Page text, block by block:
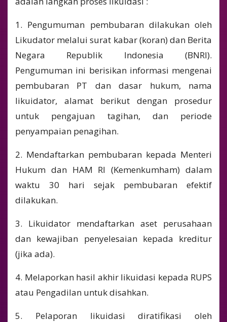
1. Pengumuman pembubaran dilakukan oleh
Likudator melalui surat kabar (koran) dan Berita
Negara Republik Indonesia (BNRI).
Pengumuman ini berisikan informasi mengenai
pembubaran PT dan dasar hukum, nama
likuidator, alamat berikut dengan prosedur
untuk pengajuan tagihan, dan periode
penyampaian penagihan.
2. Mendaftarkan pembubaran kepada Menteri
Hukum dan HAM RI (Kemenkumham) dalam
waktu 30 hari sejak pembubaran efektif
dilakukan.
3. Likuidator mendaftarkan aset perusahaan
dan kewajiban penyelesaian kepada kreditur
(jika ada).
4. Melaporkan hasil akhir likuidasi kepada RUPS
atau Pengadilan untuk disahkan.
5. Pelaporan likuidasi diratifikasi oleh